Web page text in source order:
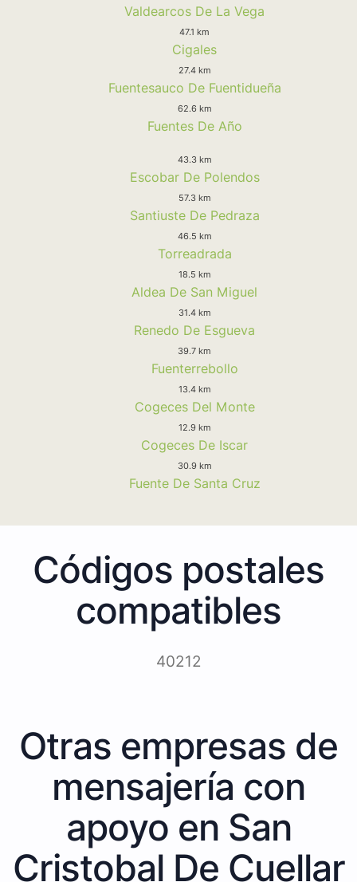
Valdearcos De La Vega
47.1 km
Cigales
27.4 km
Fuentesauco De Fuentidueña
62.6 km
Fuentes De Año
43.3 km
Escobar De Polendos
57.3 km
Santiuste De Pedraza
46.5 km
Torreadrada
18.5 km
Aldea De San Miguel
31.4 km
Renedo De Esgueva
39.7 km
Fuenterrebollo
13.4 km
Cogeces Del Monte
12.9 km
Cogeces De Iscar
30.9 km
Fuente De Santa Cruz
Códigos postales
compatibles
40212
Otras empresas de
mensajería con
apoyo en San
Cristobal De Cuellar